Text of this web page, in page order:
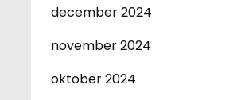
december 2024
november 2024
oktober 2024